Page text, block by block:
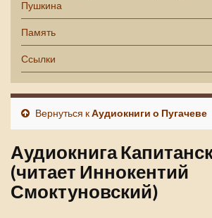
Пушкина
Память
Ссылки
Вернуться кАудиокниги о Пугачеве
Аудиокнига
(читает Иннокентий
Смоктуновский)